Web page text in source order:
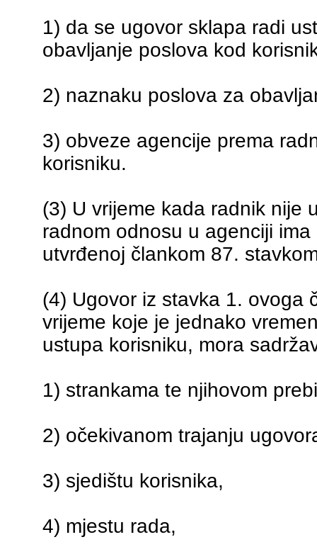
1) da se ugovor sklapa radi
obavljanje poslova kod
2) naznaku poslova za
3) obveze agencije prema
korisniku.
(3) U vrijeme kada radnik nije
radnom odnosu u agenciji
utvrđenoj člankom 87.
(4) Ugovor iz stavka 1. ovoga
vrijeme koje je jednako
ustupa korisniku, mora
1) strankama te njihovom
2) očekivanom trajanju
3) sjedištu korisnika,
4) mjestu rada,